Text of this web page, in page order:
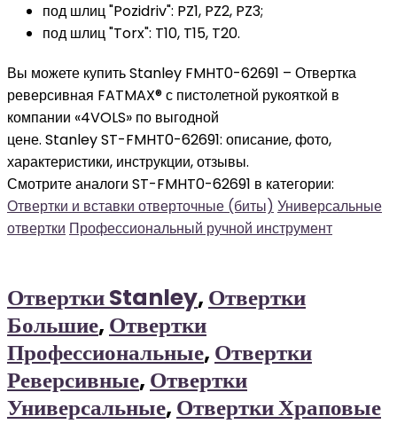
под шлиц "Pozidriv": PZ1, PZ2, PZ3;
под шлиц "Torx": T10, T15, T20.
Вы можете купить Stanley FMHT0-62691 – Отвертка
реверсивная FATMAX® с пистолетной рукояткой в
компании «4VOLS» по выгодной
цене. Stanley ST-FMHT0-62691: описание, фото,
характеристики, инструкции, отзывы.
Смотрите аналоги ST-FMHT0-62691 в категории:
Отвертки и вставки отверточные (биты) Универсальные
отвертки Профессиональный ручной инструмент
Отвертки Stanley, Отвертки
Большие, Отвертки
Профессиональные, Отвертки
Реверсивные, Отвертки
Универсальные, Отвертки Храповые